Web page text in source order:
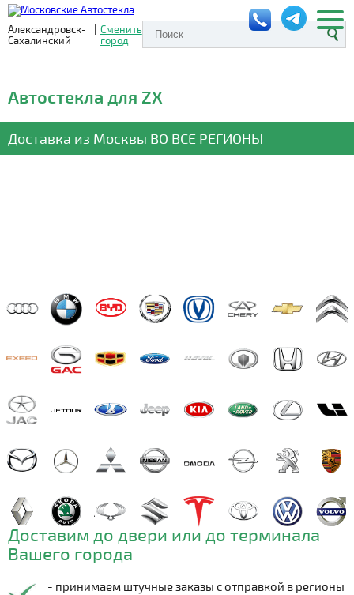
Александровск-
Сахалинский
| Сменить
город
Автостекла для ZX
Доставка из Москвы ВО ВСЕ РЕГИОНЫ
Доставим до двери или до терминала
Вашего города
- принимаем штучные заказы с отправкой в регионы